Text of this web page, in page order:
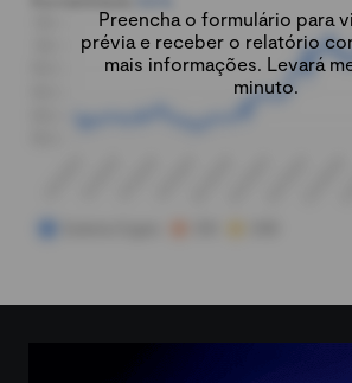
Preencha o formulário para
prévia e receber o relatório
mais informações. Levará
minuto.